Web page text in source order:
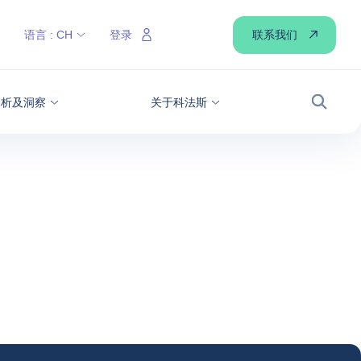
及洞察 关于科法斯
搜索
语言 : CH 登录 联系我们